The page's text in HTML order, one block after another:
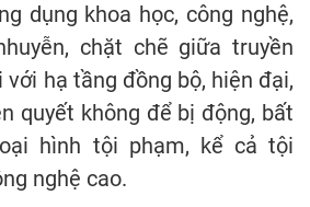
dụng khoa học, công nghệ,
chặt chẽ giữa truyền
hạ tầng đồng bộ, hiện đại,
quyết không để bị động, bất
hình tội phạm, kể cả tội
nghệ cao.